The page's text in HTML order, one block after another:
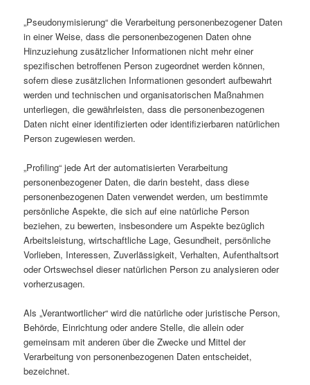
„Pseudonymisierung“ die Verarbeitung personenbezogener Daten
in einer Weise, dass die personenbezogenen Daten ohne
Hinzuziehung zusätzlicher Informationen nicht mehr einer
spezifischen betroffenen Person zugeordnet werden können,
sofern diese zusätzlichen Informationen gesondert aufbewahrt
werden und technischen und organisatorischen Maßnahmen
unterliegen, die gewährleisten, dass die personenbezogenen
Daten nicht einer identifizierten oder identifizierbaren natürlichen
Person zugewiesen werden.
„Profiling“ jede Art der automatisierten Verarbeitung
personenbezogener Daten, die darin besteht, dass diese
personenbezogenen Daten verwendet werden, um bestimmte
persönliche Aspekte, die sich auf eine natürliche Person
beziehen, zu bewerten, insbesondere um Aspekte bezüglich
Arbeitsleistung, wirtschaftliche Lage, Gesundheit, persönliche
Vorlieben, Interessen, Zuverlässigkeit, Verhalten, Aufenthaltsort
oder Ortswechsel dieser natürlichen Person zu analysieren oder
vorherzusagen.
Als „Verantwortlicher“ wird die natürliche oder juristische Person,
Behörde, Einrichtung oder andere Stelle, die allein oder
gemeinsam mit anderen über die Zwecke und Mittel der
Verarbeitung von personenbezogenen Daten entscheidet,
bezeichnet.